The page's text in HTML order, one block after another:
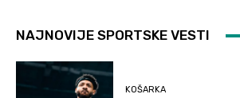
NAJNOVIJE SPORTSKE VESTI
KOŠARKA